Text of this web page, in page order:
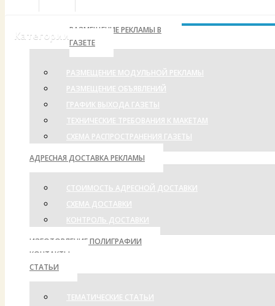
Категории РАЗМЕЩЕНИЕ РЕКЛАМЫ В
ГАЗЕТЕ
РАЗМЕЩЕНИЕ МОДУЛЬНОЙ РЕКЛАМЫ
РАЗМЕЩЕНИЕ ОБЪЯВЛЕНИЙ
ГРАФИК ВЫХОДА ГАЗЕТЫ
ТЕХНИЧЕСКИЕ ТРЕБОВАНИЯ К МАКЕТАМ
СХЕМА РАСПРОСТРАНЕНИЯ ГАЗЕТЫ
АДРЕСНАЯ ДОСТАВКА РЕКЛАМЫ
СТОИМОСТЬ АДРЕСНОЙ ДОСТАВКИ
СХЕМА ДОСТАВКИ
КОНТРОЛЬ ДОСТАВКИ
ИЗГОТОВЛЕНИЕ ПОЛИГРАФИИ
КОНТАКТЫ
СТАТЬИ
ТЕМАТИЧЕСКИЕ СТАТЬИ